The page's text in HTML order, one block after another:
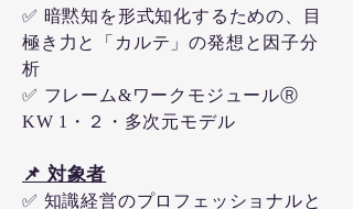
✅ 暗黙知を形式知化するための、目
極き力と「カルテ」の発想と因子分
析
✅ フレーム&ワークモジュールⓇ
KW 1・２・多次元モデル
📌 対象者
✅ 知識経営のプロフェッショナルと